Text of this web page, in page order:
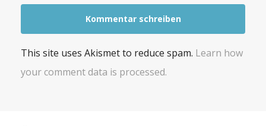
This site uses Akismet to reduce spam. Learn how
your comment data is processed.